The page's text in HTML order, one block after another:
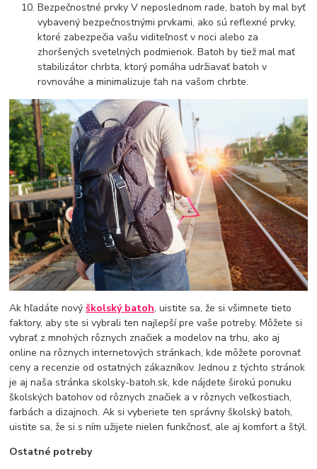
Bezpečnostné prvky V neposlednom rade, batoh by mal byť
vybavený bezpečnostnými prvkami, ako sú reflexné prvky,
ktoré zabezpečia vašu viditeľnosť v noci alebo za
zhoršených svetelných podmienok. Batoh by tiež mal mať
stabilizátor chrbta, ktorý pomáha udržiavať batoh v
rovnováhe a minimalizuje ťah na vašom chrbte.
Ak hľadáte novýškolský batoh, uistite sa, že si všimnete tieto
faktory, aby ste si vybrali ten najlepší pre vaše potreby. Môžete si
vybrať z mnohých rôznych značiek a modelov na trhu, ako aj
online na rôznych internetových stránkach, kde môžete porovnať
ceny a recenzie od ostatných zákazníkov. Jednou z týchto stránok
je aj naša stránka skolsky-batoh.sk, kde nájdete širokú ponuku
školských batohov od rôznych značiek a v rôznych veľkostiach,
farbách a dizajnoch. Ak si vyberiete ten správny školský batoh,
uistite sa, že si s ním užijete nielen funkčnosť, ale aj komfort a štýl.
Ostatné potreby